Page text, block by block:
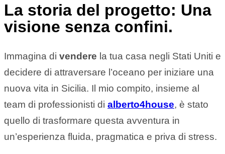
La storia del progetto: Una
visione senza confini.
Immagina di vendere la tua casa negli Stati Uniti e
decidere di attraversare l’oceano per iniziare una
nuova vita in Sicilia. Il mio compito, insieme al
team di professionisti di alberto4house, è stato
quello di trasformare questa avventura in
un’esperienza fluida, pragmatica e priva di stress.